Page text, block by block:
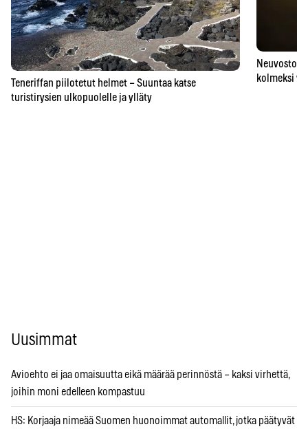
Teneriffan piilotetut helmet – Suuntaa katse
turistirysien ulkopuolelle ja ylläty
kolmeksi
Uusimmat
Avioehto ei jaa omaisuutta eikä määrää perinnöstä – kaksi virhettä,
joihin moni edelleen kompastuu
HS: Korjaaja nimeää Suomen huonoimmat automallit, jotka päätyvät